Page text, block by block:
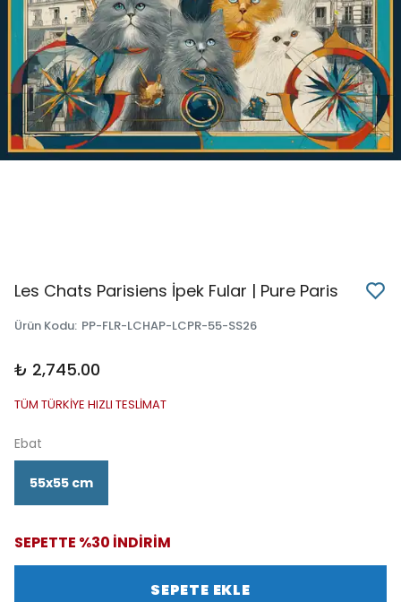
Les Chats Parisiens İpek Fular | Pure Paris
Ürün Kodu: PP-FLR-LCHAP-LCPR-55-SS26
₺ 2,745.00
TÜM TÜRKİYE HIZLI TESLİMAT
Ebat
55x55 cm
SEPETTE %30 İNDİRİM
SEPETE EKLE